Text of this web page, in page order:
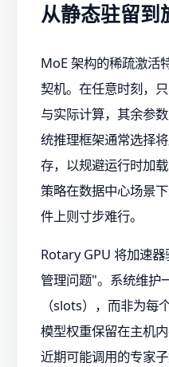
从静态驻留到
MoE 架构的稀疏激活
契机。在任意时刻，
与实际计算，其余参
统推理框架通常选择
存，以规避运行时加
策略在数据中心场景
件上则寸步难行。
Rotary GPU 将加速
管理问题"。系统维护
（slots），而非为每
模型权重保留在主机
近期可能调用的专家